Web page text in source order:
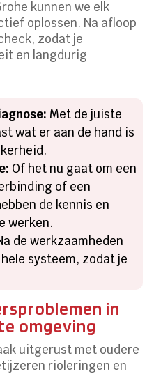
kunnen we elk
oplossen. Na afloop
zodat je
en langdurig
Met de juiste
wat er aan de hand is
Of het nu gaat om een
of een
de kennis en
werken.
de werkzaamheden
systeem, zodat je
in
omgeving
uitgerust met oudere
rioleringen en